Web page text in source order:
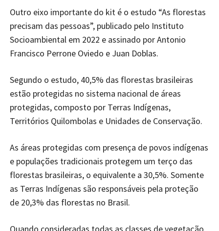
Outro eixo importante do kit é o estudo “As florestas
precisam das pessoas”, publicado pelo Instituto
Socioambiental em 2022 e assinado por Antonio
Francisco Perrone Oviedo e Juan Doblas.
Segundo o estudo, 40,5% das florestas brasileiras
estão protegidas no sistema nacional de áreas
protegidas, composto por Terras Indígenas,
Territórios Quilombolas e Unidades de Conservação.
As áreas protegidas com presença de povos indígenas
e populações tradicionais protegem um terço das
florestas brasileiras, o equivalente a 30,5%. Somente
as Terras Indígenas são responsáveis pela proteção
de 20,3% das florestas no Brasil.